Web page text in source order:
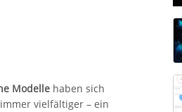
Modelle haben sich
vielfältiger – ein